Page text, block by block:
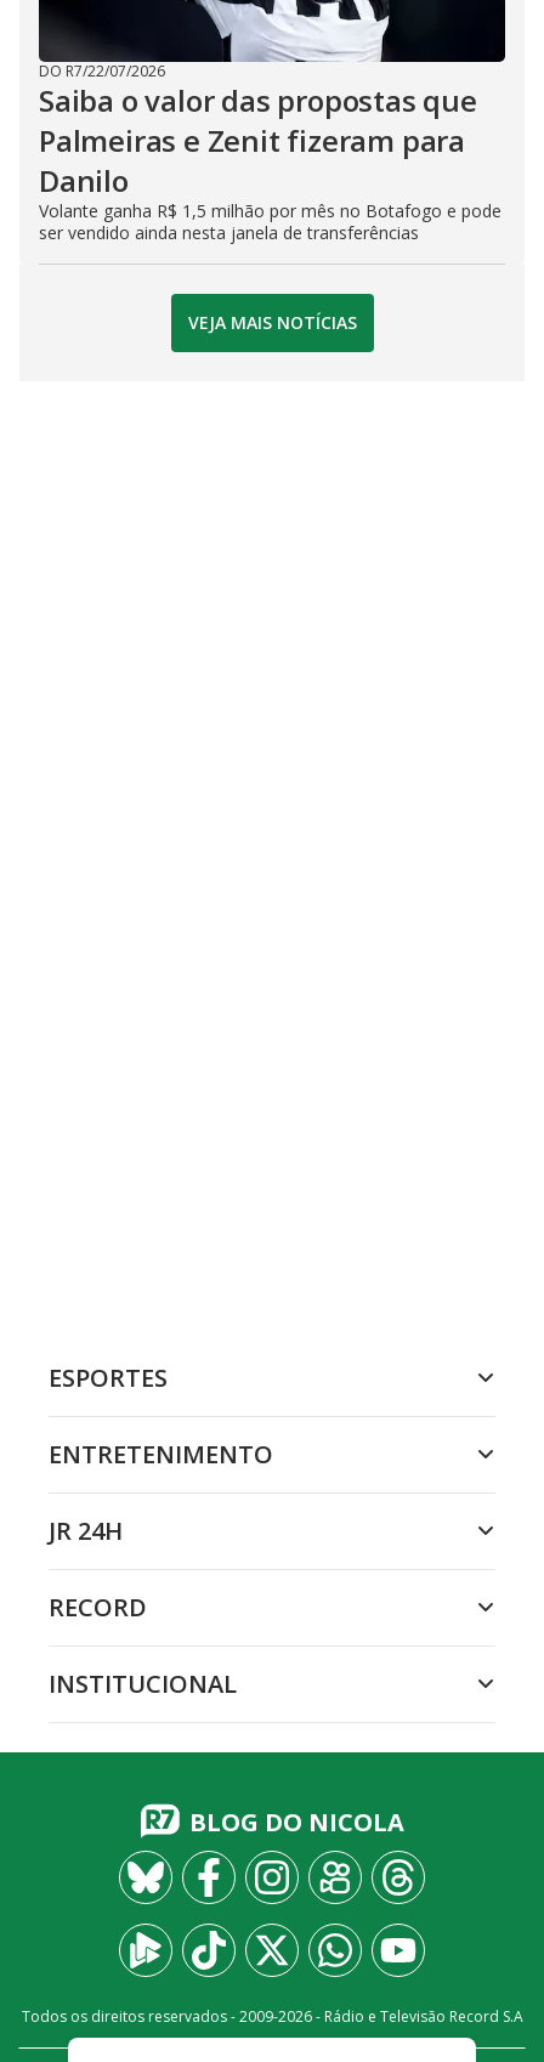
DO R7/22/07/2026
Saiba o valor das propostas que
Palmeiras e Zenit fizeram para
Danilo
Volante ganha R$ 1,5 milhão por mês no Botafogo e pode
ser vendido ainda nesta janela de transferências
VEJA MAIS NOTÍCIAS
ESPORTES
ENTRETENIMENTO
JR 24H
RECORD
INSTITUCIONAL
BLOG DO NICOLA
Todos os direitos reservados - 2009-2026- Rádio e Televisão Record S.A